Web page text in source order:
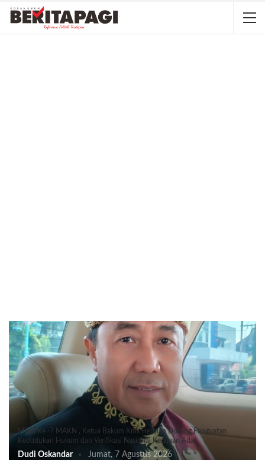
Milad Ke -7 MAKN , Ketua Bakum Kms Herman Dorong Penguatan
Kedudukan Hukum dan Verifikasi Nasional Kerajaan Adat
Dudi Oskandar Jumat, 7 Agustus 2026